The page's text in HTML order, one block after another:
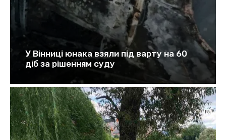
У Вінниці юнака взяли під варту на 60
діб за рішенням суду